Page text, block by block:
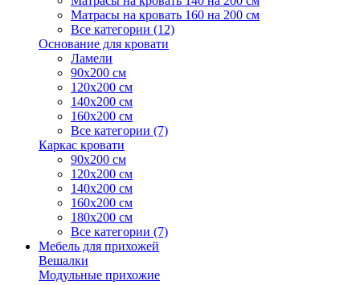
Матрасы на кровать 160 на 200 см
Все категории (12)
Основание для кровати
Ламели
90х200 см
120х200 см
140х200 см
160х200 см
Все категории (7)
Каркас кровати
90х200 см
120х200 см
140х200 см
160х200 см
180х200 см
Все категории (7)
Мебель для прихожей
Вешалки
Модульные прихожие